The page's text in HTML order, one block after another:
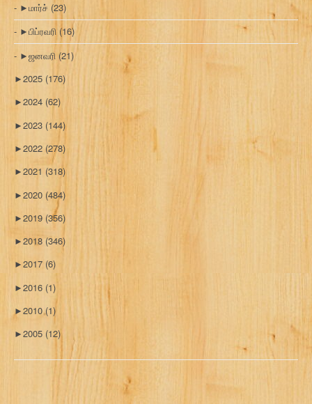
►மார்ச் (23)
►பிப்ரவரி (16)
►ஜனவரி (21)
►2025 (176)
►2024 (62)
►2023 (144)
►2022 (278)
►2021 (318)
►2020 (484)
►2019 (356)
►2018(346)
►2017 (6)
►2016 (1)
►2010(1)
►2005 (12)